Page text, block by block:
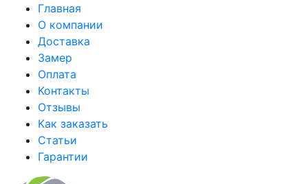
Главная
О компании
Доставка
Замер
Оплата
Контакты
Отзывы
Как заказать
Статьи
Гарантии